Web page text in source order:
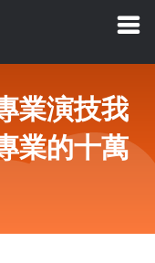
業演技我
業的十萬